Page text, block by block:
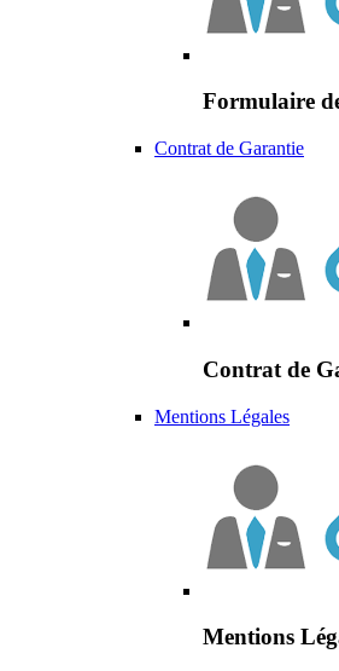
Formulaire
Contrat de Garantie
Contrat de
Mentions Légales
Mentions